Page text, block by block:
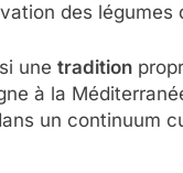
des légumes
une tradition
à la
un continuum